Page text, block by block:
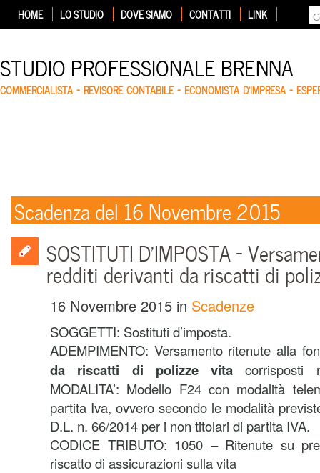
HOME LO STUDIO DOVE SIAMO CONTATTI LINK
STUDIO PROFESSIONALE BRENNA
COMMERCIALISTA – REVISORE CONTABILE – ECONOMISTA D'IMPRESA –
Scadenza del 16 Novembre 2015
SOSTITUTI D’IMPOSTA –
redditi derivanti da riscatti di
16 Novembre 2015 in Scadenze
SOGGETTI: Sostituti d’imposta.
ADEMPIMENTO: Versamento ritenute alla
da riscatti di polizze vita corrisposti
MODALITA’: Modello F24 con modalità
partita Iva, ovvero secondo le modalità
D.L. n. 66/2014 per i non titolari di partita IVA.
CODICE TRIBUTO: 1050 – Ritenute su
riscatto di assicurazioni sulla vita